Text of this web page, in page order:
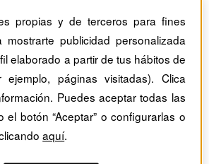
mes
propias y de terceros para fines
publicidad personalizada
elaborado a partir de tus hábitos de
ejemplo, páginas visitadas). Clica
Puedes aceptar todas las
el botón “Aceptar” o configurarlas o
aquí.